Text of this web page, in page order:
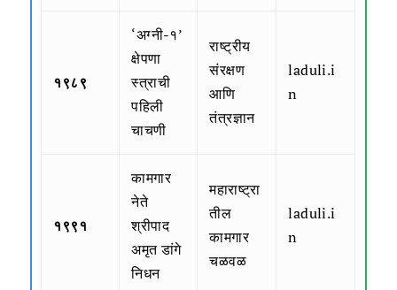
१९८९
‘अग्नी-१’
क्षेपणा
स्त्राची
पहिली
चाचणी
राष्ट्रीय
संरक्षण
आणि
तंत्रज्ञान
laduli.i
n
१९९१
कामगार
नेते
श्रीपाद
अमृत डांगे
निधन
महाराष्ट्रा
तील
कामगार
चळवळ
laduli.i
n